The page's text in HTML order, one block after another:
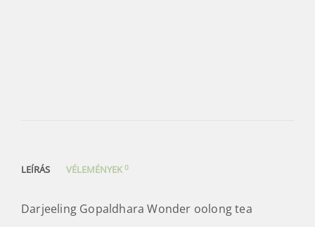
LEÍRÁS VÉLEMÉNYEK0
Darjeeling Gopaldhara Wonder oolong tea